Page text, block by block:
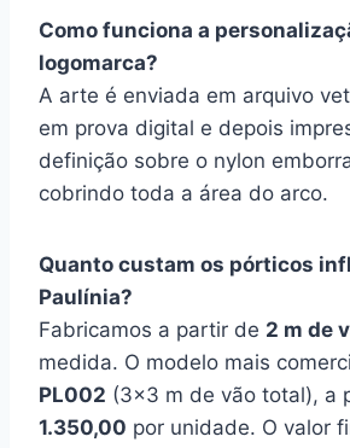
Como funciona a
logomarca?
A arte é enviada em arquivo
em prova digital e depois
definição sobre o nylon
cobrindo toda a área do arco.
Quanto custam os pórticos
Paulínia?
Fabricamos a partir de 2 m de
medida. O modelo mais
PL002 (3×3 m de vão total), a
1.350,00 por unidade. O valor